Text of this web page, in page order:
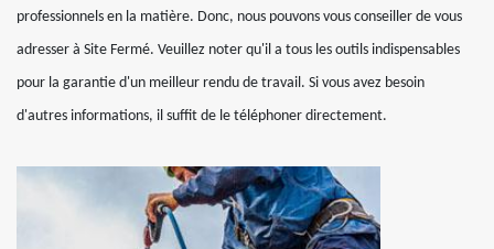
professionnels en la matière. Donc, nous pouvons vous conseiller de vous
adresser à Site Fermé. Veuillez noter qu'il a tous les outils indispensables
pour la garantie d'un meilleur rendu de travail. Si vous avez besoin
d'autres informations, il suffit de le téléphoner directement.